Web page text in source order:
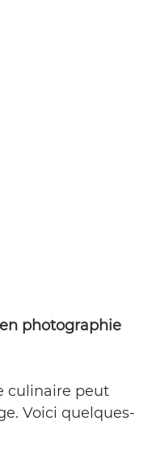
photographie
culinaire peut
Voici quelques-